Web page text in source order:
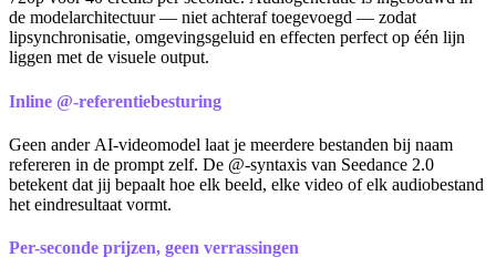
de modelarchitectuur — niet achteraf toegevoegd — zodat
lipsynchronisatie, omgevingsgeluid en effecten perfect op één lijn
liggen met de visuele output.
Inline @-referentiebesturing
Geen ander AI-videomodel laat je meerdere bestanden bij naam
refereren in de prompt zelf. De @-syntaxis van Seedance 2.0
betekent dat jij bepaalt hoe elk beeld, elke video of elk audiobestand
het eindresultaat vormt.
Per-seconde prijzen, geen verrassingen